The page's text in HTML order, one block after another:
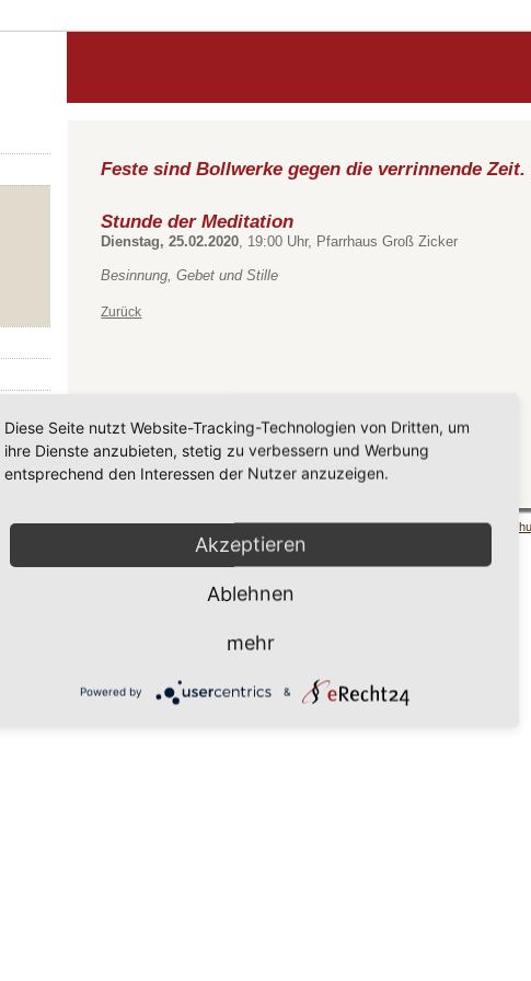
Feste sind Bollwerke gegen die verrinnende Zeit.
Stunde der Meditation
Dienstag, 25.02.2020, 19:00 Uhr, Pfarrhaus Groß Zicker
Besinnung, Gebet und Stille
Zurück
Mönchgut 2026 |Impressum|
Diese Seite nutzt Website-Tracking-Technologien von Dritten, um
ihre Dienste anzubieten, stetig zu verbessern und Werbung
entsprechend den Interessen der Nutzer anzuzeigen.
Akzeptieren
Ablehnen
mehr
Powered by &